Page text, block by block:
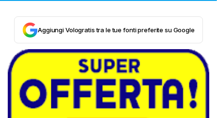
Aggiungi Vologratis tra le tue fonti preferite su Google